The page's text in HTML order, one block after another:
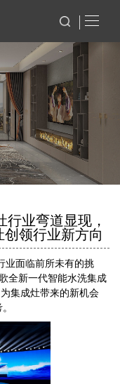
业弯道显现，
领行业新方向
面临前所未有的挑
全新一代智能水洗集成
集成灶带来的新机会